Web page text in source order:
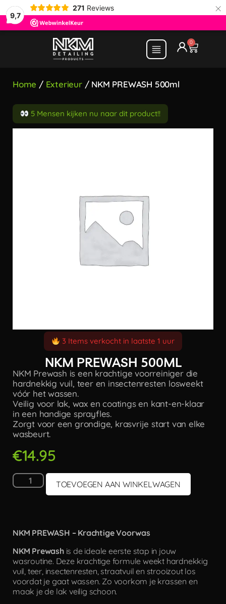
9,7
271 Reviews ×
0
Home / Exterieur/ NKM PREWASH 500ml
5 Mensen kijken nu naar dit product!!
3 Items verkocht in laatste 1 uur
NKM PREWASH 500ML
NKM Prewash is een krachtige voorreiniger die
hardnekkig vuil, teer en insectenresten losweekt
vóór het wassen.
Veilig voor lak, wax en coatings en kant-en-klaar
in een handige sprayfles.
Zorgt voor een grondige, krasvrije start van elke
wasbeurt.
€14.95
TOEVOEGEN AAN WINKELWAGEN
NKM PREWASH – Krachtige Voorwas
NKM Prewashis de ideale eerste stap in jouw
wasroutine. Deze krachtige formule weekt hardnekkig
vuil, teer, insectenresten, straatvuil en strooizout los
voordat je gaat wassen. Zo voorkom je krassen en
maak je de lak veilig schoon.